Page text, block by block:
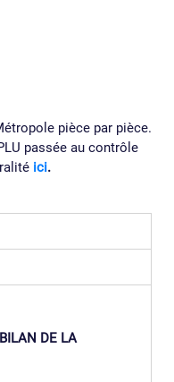
pièce par pièce.
passée au contrôle
ici.
DE LA